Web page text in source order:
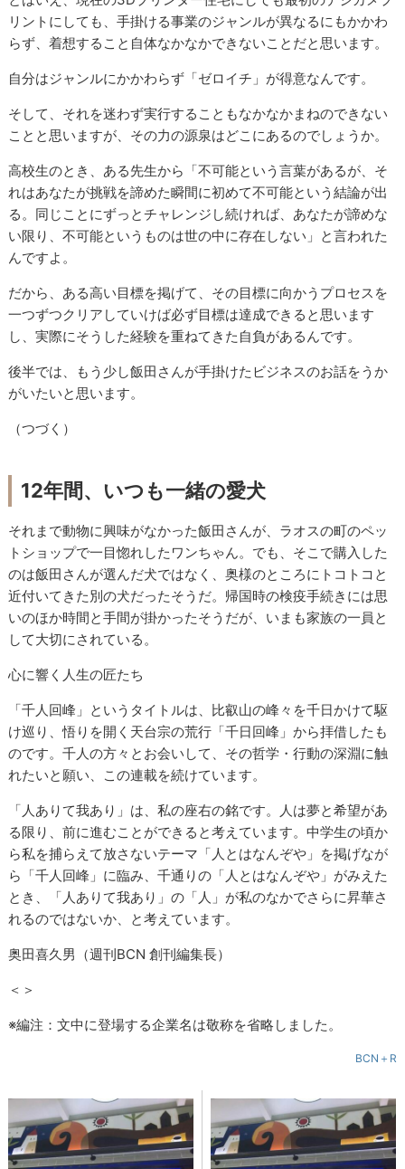
リントにしても、手掛ける事業のジャンルが異なるにもかかわ
らず、着想すること自体なかなかできないことだと思います。
自分はジャンルにかかわらず「ゼロイチ」が得意なんです。
そして、それを迷わず実行することもなかなかまねのできない
ことと思いますが、その力の源泉はどこにあるのでしょうか。
高校生のとき、ある先生から「不可能という言葉があるが、そ
れはあなたが挑戦を諦めた瞬間に初めて不可能という結論が出
る。同じことにずっとチャレンジし続ければ、あなたが諦めな
い限り、不可能というものは世の中に存在しない」と言われた
んですよ。
だから、ある高い目標を掲げて、その目標に向かうプロセスを
一つずつクリアしていけば必ず目標は達成できると思います
し、実際にそうした経験を重ねてきた自負があるんです。
後半では、もう少し飯田さんが手掛けたビジネスのお話をうか
がいたいと思います。
（つづく）
12年間、いつも一緒の愛犬
それまで動物に興味がなかった飯田さんが、ラオスの町のペッ
トショップで一目惚れしたワンちゃん。でも、そこで購入した
のは飯田さんが選んだ犬ではなく、奥様のところにトコトコと
近付いてきた別の犬だったそうだ。帰国時の検疫手続きには思
いのほか時間と手間が掛かったそうだが、いまも家族の一員と
して大切にされている。
心に響く人生の匠たち
「千人回峰」というタイトルは、比叡山の峰々を千日かけて駆
け巡り、悟りを開く天台宗の荒行「千日回峰」から拝借したも
のです。千人の方々とお会いして、その哲学・行動の深淵に触
れたいと願い、この連載を続けています。
「人ありて我あり」は、私の座右の銘です。人は夢と希望があ
る限り、前に進むことができると考えています。中学生の頃か
ら私を捕らえて放さないテーマ「人とはなんぞや」を掲げなが
ら「千人回峰」に臨み、千通りの「人とはなんぞや」がみえた
とき、「人ありて我あり」の「人」が私のなかでさらに昇華さ
れるのではないか、と考えています。
奥田喜久男（週刊BCN 創刊編集長）
＜＞
※編注：文中に登場する企業名は敬称を省略しました。
BCN＋R